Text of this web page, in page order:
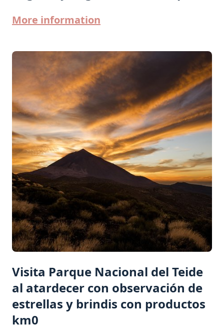
More information
Visita Parque Nacional del Teide
al atardecer con observación de
estrellas y brindis con productos
km0